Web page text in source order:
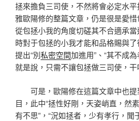
拯來擔負三司使，不然將會必定水
雅歐陽修的整篇文章，仍是很是愛
從包拯小我的角度切磋其不合適承
時對于包拯的小我才能和品格賜與
提出“別私密空間加進用”、“其不成
就是說，只需不讓包拯做三司使，干
可是，歐陽修在這篇文章中也
目，此中“拯性好剛，天姿峭直，然
有不思”，“況如拯者，少有孝行，